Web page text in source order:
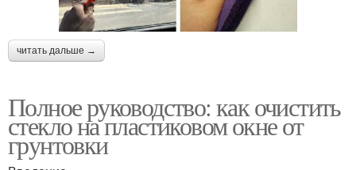
читать дальше →
Полное руководство: как очистить
стекло на пластиковом окне от
грунтовки